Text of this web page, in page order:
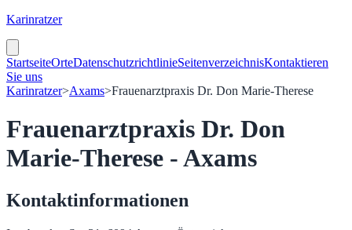
Karinratzer
StartseiteOrteDatenschutzrichtlinieSeitenverzeichnisKontaktieren
Sie uns
Karinratzer>Axams>Frauenarztpraxis Dr. Don Marie-Therese
Frauenarztpraxis Dr. Don
Marie-Therese - Axams
Kontaktinformationen